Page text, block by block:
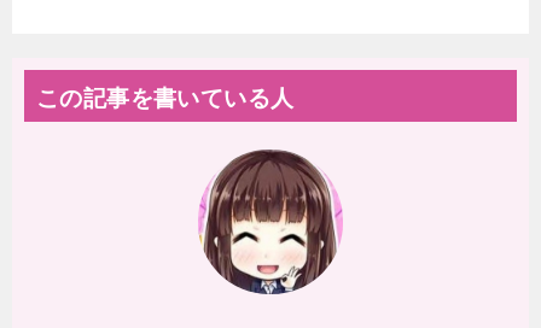
この記事を書いている人